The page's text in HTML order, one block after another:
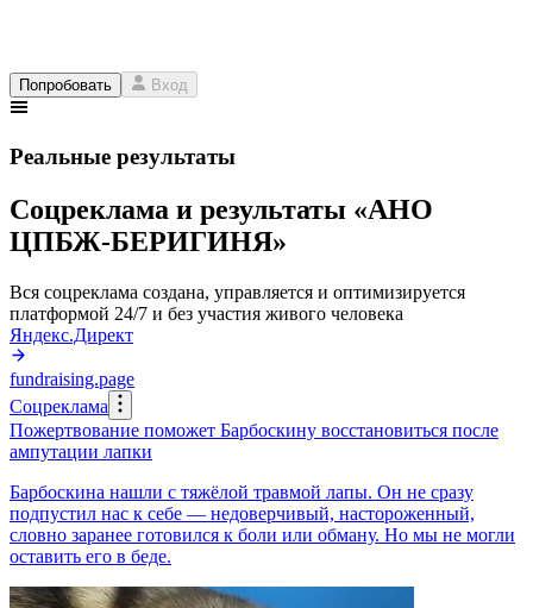
Попробовать Вход
Реальные результаты
Соцреклама и результаты «АНО
ЦПБЖ-БЕРИГИНЯ»
Вся соцреклама создана, управляется и оптимизируется
платформой 24/7 и без участия живого человека
Яндекс.Директ
fundraising.page
Соцреклама
Пожертвование поможет Барбоскину восстановиться после
ампутации лапки
Барбоскина нашли с тяжёлой травмой лапы. Он не сразу
подпустил нас к себе — недоверчивый, настороженный,
словно заранее готовился к боли или обману. Но мы не могли
оставить его в беде.